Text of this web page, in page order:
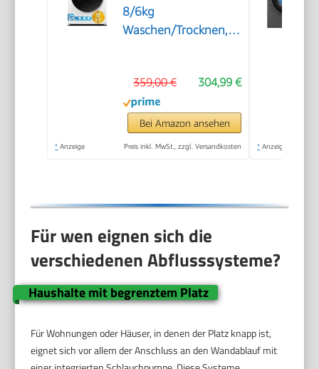
8/6kg
Waschen/Trocknen,
Waschen & Trocknen,
Steam Care, Turbo
Wash, 48 cm tief,
APP-Steuerung,
304,99 €
359,00 €
Bei Amazon ansehen
* Anzeige Preis inkl. MwSt., zzgl. Versandkosten * Anzeige
Für wen eignen sich die
verschiedenen Abflusssysteme?
Haushalte mit begrenztem Platz
Für Wohnungen oder Häuser, in denen der Platz knapp ist,
eignet sich vor allem der Anschluss an den Wandablauf mit